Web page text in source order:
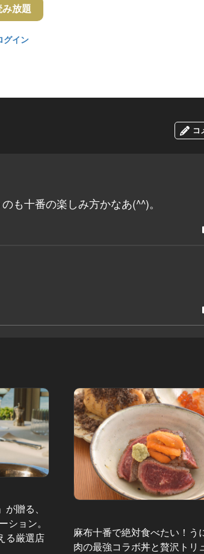
放題
グイン
コ
も十番の楽しみ方かなあ(^^)。
贈る、
ション。
る厳選店
麻布十番で絶対食べたい！う
肉の最強コラボ丼と贅沢トリ